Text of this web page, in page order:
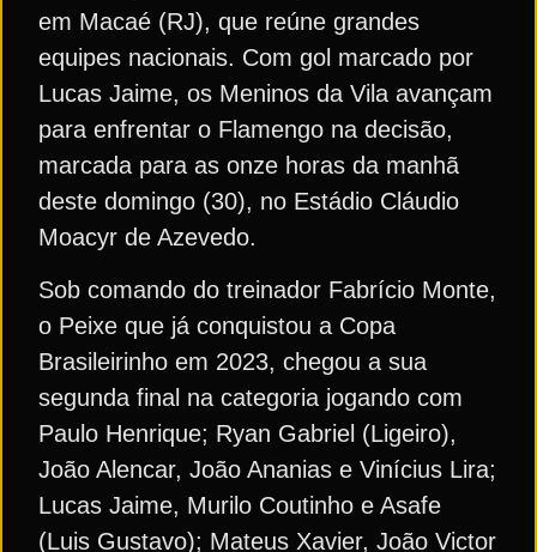
em Macaé (RJ), que reúne grandes
equipes nacionais. Com gol marcado por
Lucas Jaime, os Meninos da Vila avançam
para enfrentar o Flamengo na decisão,
marcada para as onze horas da manhã
deste domingo (30), no Estádio Cláudio
Moacyr de Azevedo.
Sob comando do treinador Fabrício Monte,
o Peixe que já conquistou a Copa
Brasileirinho em 2023, chegou a sua
segunda final na categoria jogando com
Paulo Henrique; Ryan Gabriel (Ligeiro),
João Alencar, João Ananias e Vinícius Lira;
Lucas Jaime, Murilo Coutinho e Asafe
(Luis Gustavo); Mateus Xavier, João Victor